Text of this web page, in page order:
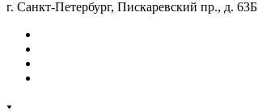
г. Санкт-Петербург, Пискаревский пр., д. 63Б